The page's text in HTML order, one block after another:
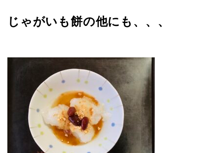
じゃがいも餅の他にも、、、